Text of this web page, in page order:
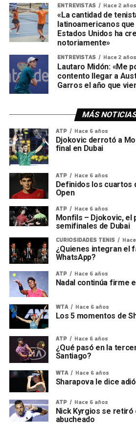
ENTREVISTAS Hace 2 años
«La cantidad de
latinoamericanos
Estados Unidos ha
notoriamente»
ENTREVISTAS Hace 2 años
Lautaro Midón: «Me
contento llegar a
Garros el año que
MÁS
ATP Hace 6 años
Djokovic derrotó a
final en Dubai
ATP Hace 6 años
Definidos los cuartos
Open
ATP Hace 6 años
Monfils – Djokovic, el
semifinales de Dubai
CURIOSIDADES TENIS
¿Quienes integran el
WhatsApp?
ATP Hace 6 años
Nadal continúa firme
WTA Hace 6 años
Los 5 momentos de
ATP Hace 6 años
¿Qué pasó en la
Santiago?
WTA Hace 6 años
Sharapova le dice
ATP Hace 6 años
Nick Kyrgios se retiró
abucheado